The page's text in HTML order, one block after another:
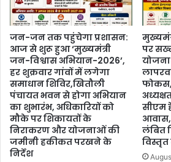
जन-जन तक पहुंचेगा प्रशासन:
आज से शुरू हुआ ‘मुख्यमंत्री
जन-विश्वास अभियान-2026’,
हर शुक्रवार गांवों में लगेगा
समाधान शिविर,खितौली
पंचायत भवन से होगा अभियान
का शुभारंभ, अधिकारियों को
मौके पर शिकायतों के
निराकरण और योजनाओं की
जमीनी हकीकत परखने के
निर्देश
पर
सीएम
लंबित
विस्तृत